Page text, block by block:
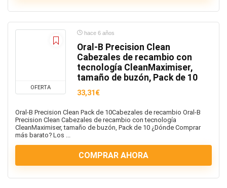
OFERTA
hace 6 años
Oral-B Precision Clean
Cabezales de recambio con
tecnología CleanMaximiser,
tamaño de buzón, Pack de 10
33,31€
Oral-B Precision Clean Pack de 10Cabezales de recambio Oral-B
Precision Clean Cabezales de recambio con tecnología
CleanMaximiser, tamaño de buzón, Pack de 10 ¿Dónde Comprar
más barato? Los ...
COMPRAR AHORA